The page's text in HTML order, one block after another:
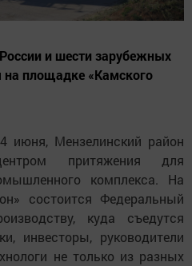
и шести зарубежных
на площадке «Камского
июня, Мензелинский район
притяжения для
комплекса. На
состоится Федеральный
куда съедутся
инвесторы, руководители
не только из разных